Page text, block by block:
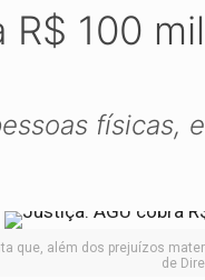
R$ 100
físicas,
que, além dos prejuízos
de